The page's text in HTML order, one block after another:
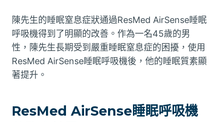
陳先生的睡眠窒息症狀通過ResMed AirSense睡眠
呼吸機得到了明顯的改善。作為一名45歲的男
性，陳先生長期受到嚴重睡眠窒息症的困擾，使用
ResMed AirSense睡眠呼吸機後，他的睡眠質素顯
著提升。
ResMed AirSense睡眠呼吸機